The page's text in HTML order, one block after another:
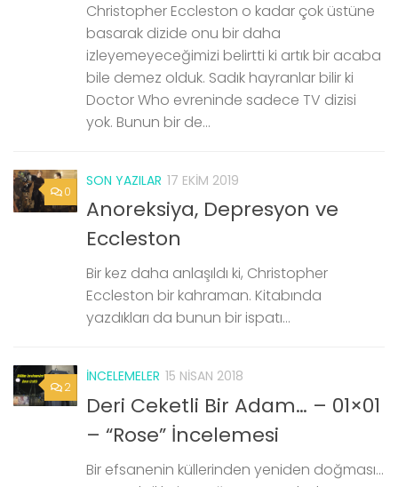
Christopher Eccleston o kadar çok üstüne
basarak dizide onu bir daha
izleyemeyeceğimizi belirtti ki artık bir acaba
bile demez olduk. Sadık hayranlar bilir ki
Doctor Who evreninde sadece TV dizisi
yok. Bunun bir de...
0
SON YAZILAR 17 EKIM 2019
Anoreksiya, Depresyon ve
Eccleston
Bir kez daha anlaşıldı ki, Christopher
Eccleston bir kahraman. Kitabında
yazdıkları da bunun bir ispatı…
2
İNCELEMELER 15 NISAN 2018
Deri Ceketli Bir Adam… – 01×01
– “Rose” İncelemesi
Bir efsanenin küllerinden yeniden doğması…